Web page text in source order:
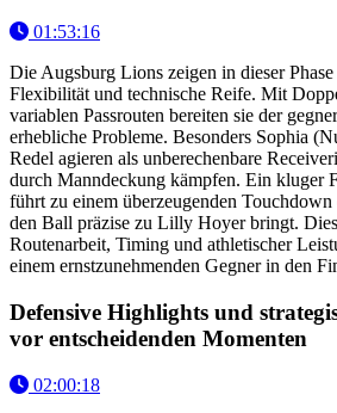
01:53:16
Die Augsburg Lions zeigen in dieser
Flexibilität und technische Reife. Mit
variablen Passrouten bereiten sie der
erhebliche Probleme. Besonders Sophia
Redel agieren als unberechenbare
durch Manndeckung kämpfen. Ein kluger
führt zu einem überzeugenden
den Ball präzise zu Lilly Hoyer bringt.
Routenarbeit, Timing und athletischer
einem ernstzunehmenden Gegner in den
Defensive Highlights und
vor entscheidenden Momenten
02:00:18